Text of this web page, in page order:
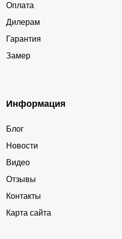
Оплата
Дилерам
Гарантия
Замер
Информация
Блог
Новости
Видео
Отзывы
Контакты
Карта сайта